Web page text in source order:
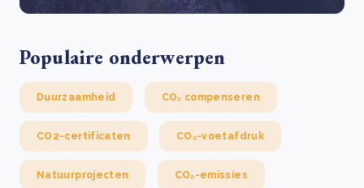
Populaire onderwerpen
Duurzaamheid CO₂ compenseren
CO2-certificaten CO₂-voetafdruk
Natuurprojecten CO₂-emissies